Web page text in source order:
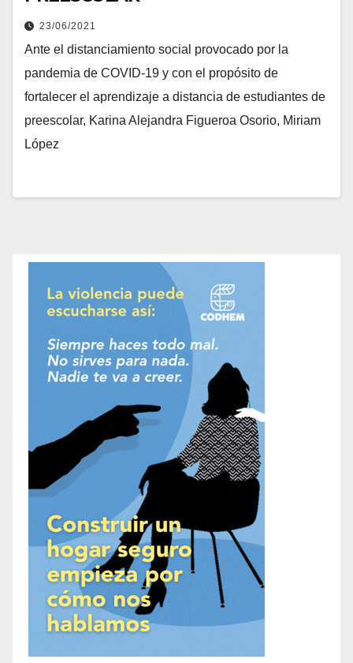
23/06/2021
Ante el distanciamiento social provocado por la
pandemia de COVID-19 y con el propósito de
fortalecer el aprendizaje a distancia de estudiantes de
preescolar, Karina Alejandra Figueroa Osorio, Miriam
López